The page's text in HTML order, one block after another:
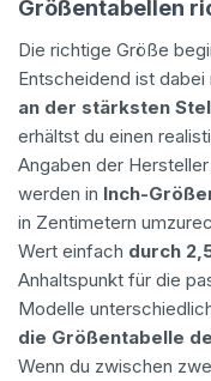
Größentabellen
Die richtige Größe
Entscheidend ist
an der stärksten
erhältst du einen
Angaben der
werden in Inch-
in Zentimetern
Wert einfach durch
Anhaltspunkt für die
Modelle
die Größentabelle
Wenn du zwischen